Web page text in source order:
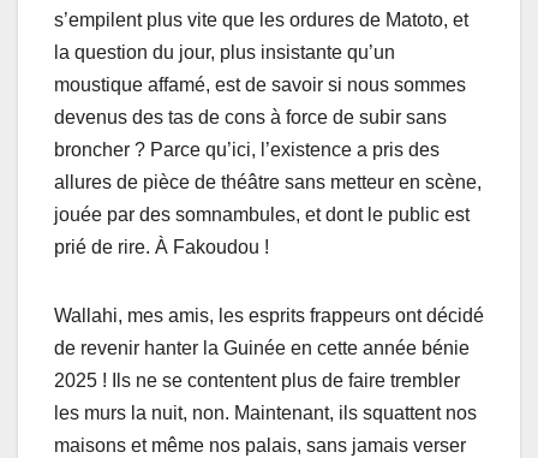
s’empilent plus vite que les ordures de Matoto, et
la question du jour, plus insistante qu’un
moustique affamé, est de savoir si nous sommes
devenus des tas de cons à force de subir sans
broncher ? Parce qu’ici, l’existence a pris des
allures de pièce de théâtre sans metteur en scène,
jouée par des somnambules, et dont le public est
prié de rire. À Fakoudou !
Wallahi, mes amis, les esprits frappeurs ont décidé
de revenir hanter la Guinée en cette année bénie
2025 ! Ils ne se contentent plus de faire trembler
les murs la nuit, non. Maintenant, ils squattent nos
maisons et même nos palais, sans jamais verser